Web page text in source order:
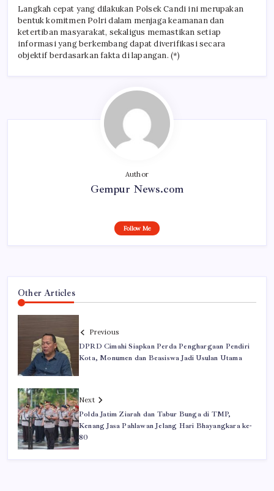
Langkah cepat yang dilakukan Polsek Candi ini merupakan
bentuk komitmen Polri dalam menjaga keamanan dan
ketertiban masyarakat, sekaligus memastikan setiap
informasi yang berkembang dapat diverifikasi secara
objektif berdasarkan fakta di lapangan. (*)
Author
Gempur News.com
Follow Me
Other Articles
Previous
DPRD Cimahi Siapkan Perda Penghargaan Pendiri
Kota, Monumen dan Beasiswa Jadi Usulan Utama
Next
Polda Jatim Ziarah dan Tabur Bunga di TMP,
Kenang Jasa Pahlawan Jelang Hari Bhayangkara ke-
80